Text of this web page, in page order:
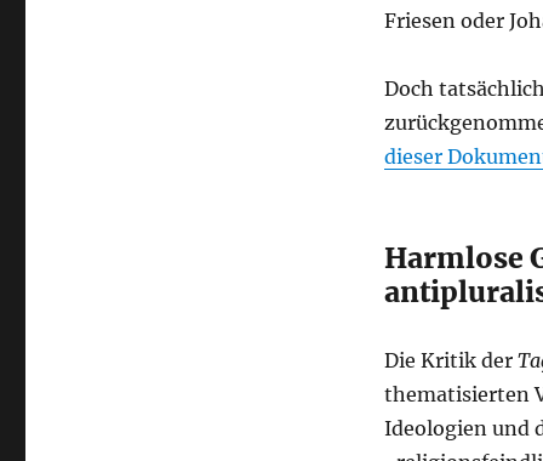
Friesen oder
Doch
dieser
Harmlose
Die Kritik der
thematisierten
Ideologien und